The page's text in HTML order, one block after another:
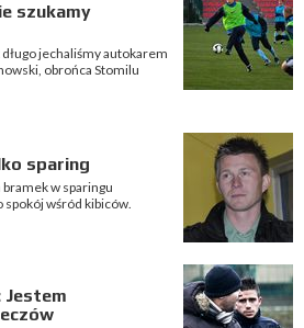
szukamy
jechaliśmy autokarem
obrońca Stomilu
sparing
w sparingu
spokój wśród kibiców.
Jestem